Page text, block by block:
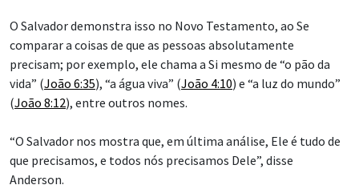
O Salvador demonstra isso no Novo Testamento, ao Se
comparar a coisas de que as pessoas absolutamente
precisam; por exemplo, ele chama a Si mesmo de “o pão da
vida” (João 6:35), “a água viva” (João 4:10) e “a luz do mundo”
(João 8:12), entre outros nomes.
“O Salvador nos mostra que, em última análise, Ele é tudo de
que precisamos, e todos nós precisamos Dele”, disse
Anderson.